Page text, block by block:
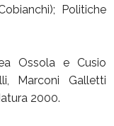
Politiche
Ossola e Cusio
Marconi Galletti
2000.